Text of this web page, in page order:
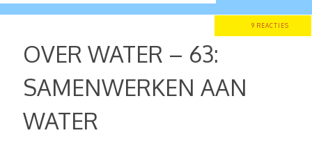
9 REACTIES
OVER WATER – 63:
SAMENWERKEN AAN
WATER